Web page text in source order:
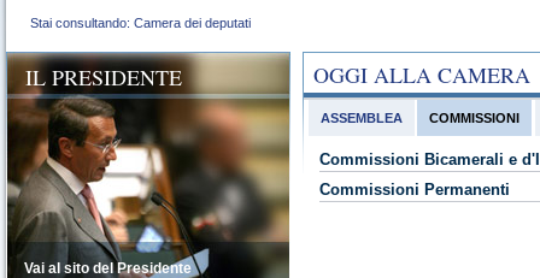
Stai consultando: Camera dei deputati
OGGI ALLA CAMERA
ASSEMBLEA COMMISSIONI
Commissioni Bicamerali e
Commissioni Permanenti
IL PRESIDENTE
Vai al sito del Presidente